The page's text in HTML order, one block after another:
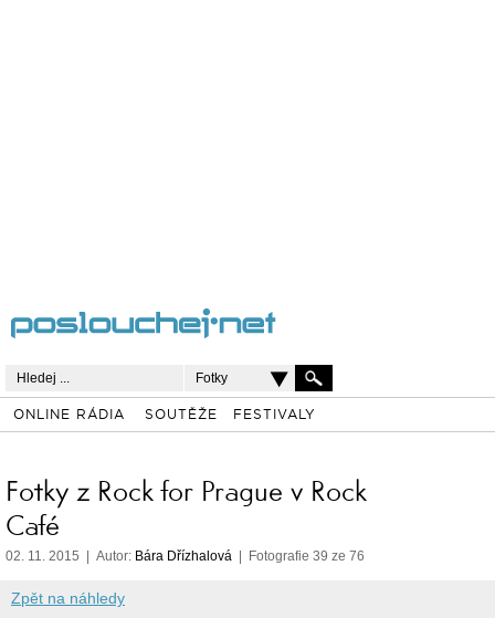
Fotky
ONLINE RÁDIA SOUTĚŽE FESTIVALY
Fotky z Rock for Prague v Rock
Café
02. 11. 2015 | Autor: Bára Dřízhalová | Fotografie 39 ze 76
Zpět na náhledy